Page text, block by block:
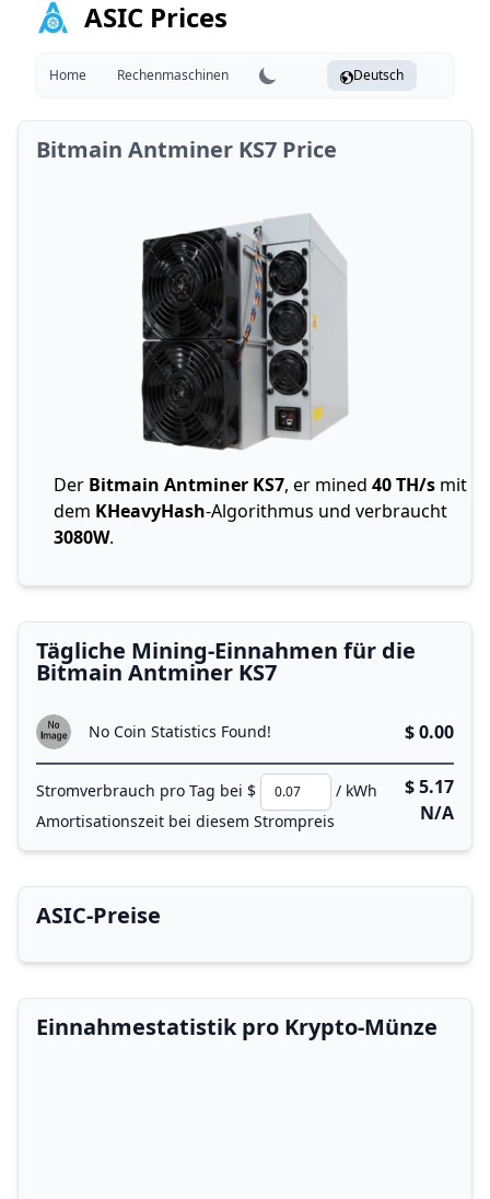
ASIC Prices
Home Rechenmaschinen Deutsch
Bitmain Antminer KS7 Price
Der Bitmain Antminer KS7, er mined 40 TH/s mit
dem KHeavyHash-Algorithmus und verbraucht
3080W.
Tägliche Mining-Einnahmen für die
Bitmain Antminer KS7
No Coin Statistics Found! $ 0.00
Stromverbrauch pro Tag bei $
/ kWh
Amortisationszeit bei diesem Strompreis
$ 5.17
N/A
ASIC-Preise
Einnahmestatistik pro Krypto-Münze